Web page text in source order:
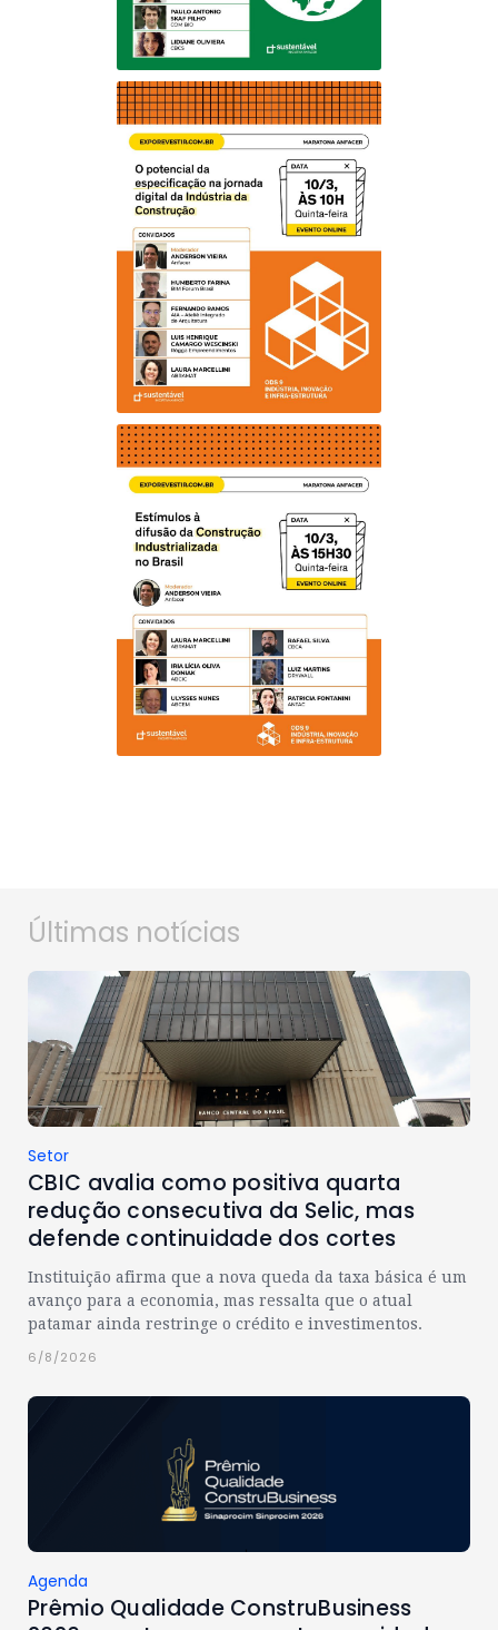
Últimas notícias
Setor
CBIC avalia como positiva quarta
redução consecutiva da Selic, mas
defende continuidade dos cortes
Instituição afirma que a nova queda da taxa básica é um
avanço para a economia, mas ressalta que o atual
patamar ainda restringe o crédito e investimentos.
6/8/2026
Agenda
Prêmio Qualidade ConstruBusiness